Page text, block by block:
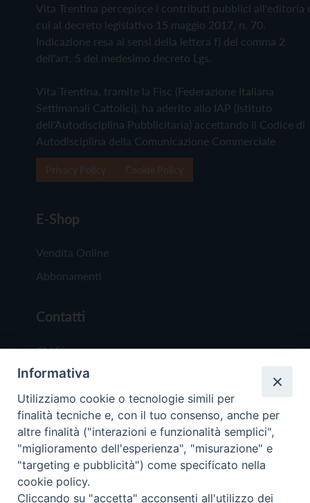
Vita Trentina percepisce i contributi pubblici all'editoria
cui al decreto legislativo 15 maggio 2017, n. 70.
Indicazione resa ai sensi della lettera f) del comma 2
dell'art. 5 del medesimo decreto Lgs.
Vita Trentina, tramite la Fisc (Federazione Italiana
Settimanali Cattolici), ha aderito allo IAP (Istituto
dell'Autodisciplina Pubblicitaria) accettando il Codice di
Autodisciplina della Comunicazione Commerciale
E-Shop
Vendita Online
Abbonamenti
Contatti
Chi Siamo
Redazione
Scrivici
Copyright © 2019 - Tutti i diritti riservati - Vita
Informativa
Utilizziamo cookie o tecnologie simili per
finalità tecniche e, con il tuo consenso, anche per
altre finalità ("interazioni e funzionalità semplici",
"miglioramento dell'esperienza", "misurazione" e
"targeting e pubblicità") come specificato nella
cookie policy.
Cliccando su "accetta" acconsenti all'utilizzo dei